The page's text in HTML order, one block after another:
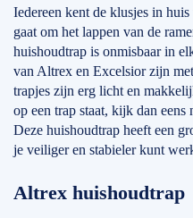
Iedereen kent de klusjes in
gaat om het lappen van de
huishoudtrap is onmisbaar in
van Altrex en Excelsior zijn
trapjes zijn erg licht en
op een trap staat, kijk dan
Deze huishoudtrap heeft een
je veiliger en stabieler kunt
Altrex huishoudtrap